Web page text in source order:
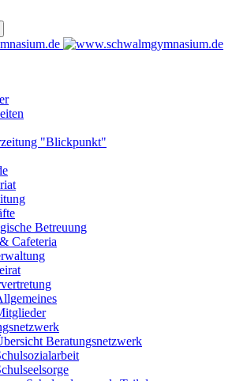
"Blickpunkt"
Betreuung
Cafeteria
Beratungsnetzwerk